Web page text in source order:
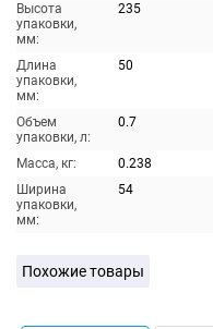
Высота
упаковки,
мм:
235
Длина
упаковки,
мм:
50
Объем
упаковки, л:
0.7
Масса, кг:
0.238
Ширина
упаковки,
мм:
54
Похожие товары